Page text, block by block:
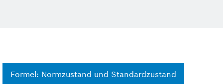
Formel: Normzustand und Standardzustand